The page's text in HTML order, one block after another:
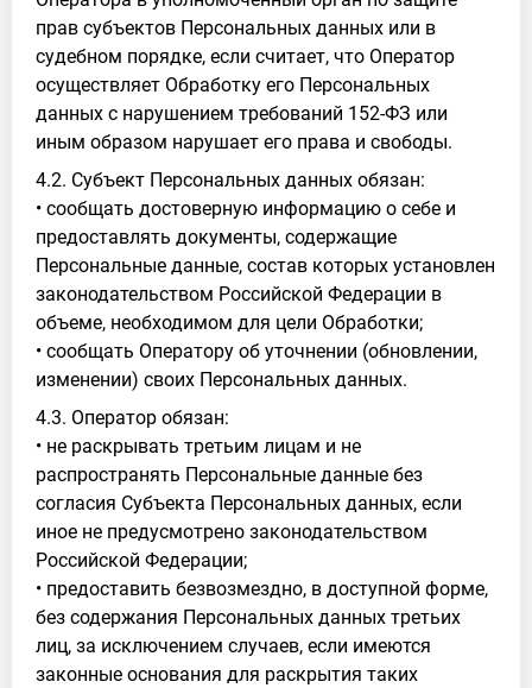
прав субъектов Персональных данных или в
судебном порядке, если считает, что Оператор
осуществляет Обработку его Персональных
данных с нарушением требований 152-ФЗ или
иным образом нарушает его права и свободы.
4.2. Субъект Персональных данных обязан:
• сообщать достоверную информацию о себе и
предоставлять документы, содержащие
Персональные данные, состав которых установлен
законодательством Российской Федерации в
объеме, необходимом для цели Обработки;
• сообщать Оператору об уточнении (обновлении,
изменении) своих Персональных данных.
4.3. Оператор обязан:
• не раскрывать третьим лицам и не
распространять Персональные данные без
согласия Субъекта Персональных данных, если
иное не предусмотрено законодательством
Российской Федерации;
• предоставить безвозмездно, в доступной форме,
без содержания Персональных данных третьих
лиц, за исключением случаев, если имеются
законные основания для раскрытия таких